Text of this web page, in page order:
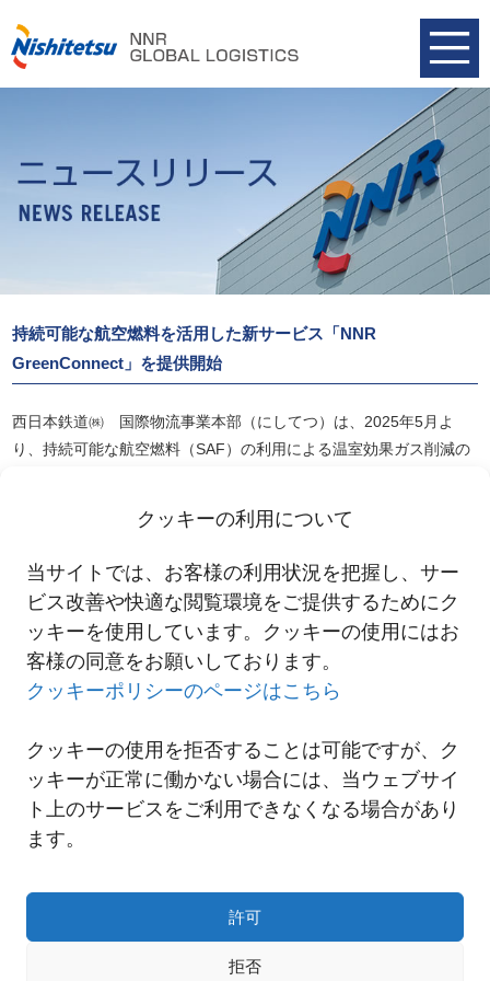
クッキーの利用について
当サイトでは、お客様の利用状況を把握し、サー
ビス改善や快適な閲覧環境をご提供するためにク
ッキーを使用しています。クッキーの使用にはお
客様の同意をお願いしております。
クッキーポリシーのページはこちら
クッキーの使用を拒否することは可能ですが、ク
ッキーが正常に働かない場合には、当ウェブサイ
ト上のサービスをご利用できなくなる場合があり
ます。
許可
拒否
持続可能な航空燃料を活用した新サービス「NNR
GreenConnect」を提供開始
西日本鉄道㈱ 国際物流事業本部（にしてつ）は、2025年5月よ
り、持続可能な航空燃料（SAF）の利用による温室効果ガス削減の
供を開始しました。
2025-05-15 「NNR GreenConnect」を提供開始
一覧へ